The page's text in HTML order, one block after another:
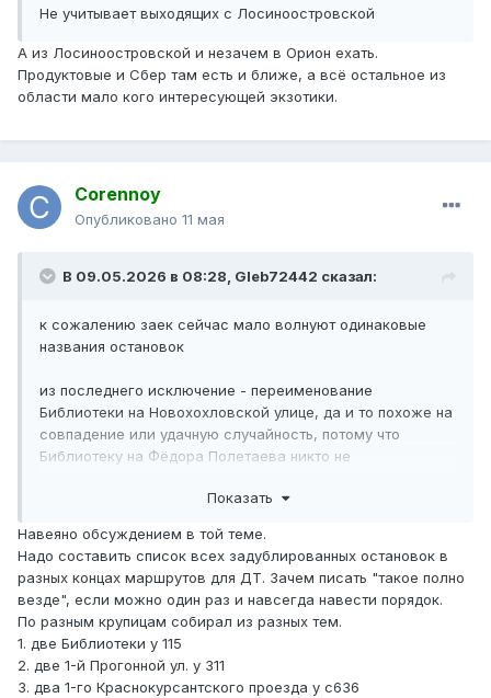
Не учитывает выходящих с Лосиноостровской
А из Лосиноостровской и незачем в Орион ехать.
Продуктовые и Сбер там есть и ближе, а всё остальное из
области мало кого интересующей экзотики.
Corennoy
Опубликовано 11 мая
В 09.05.2026 в 08:28, Gleb72442 сказал:
к сожалению заек сейчас мало волнуют одинаковые
названия остановок
из последнего исключение - переименование
Библиотеки на Новохохловской улице, да и то похоже на
совпадение или удачную случайность, потому что
Библиотеку на Фёдора Полетаева никто не
Прогонная» или с823 как маршрут собравший в себе
несколько остановок с названиями Поликлиника и
Детская Поликлиника
Показать
Навеяно обсуждением в той теме.
Надо составить список всех задублированных остановок в
разных концах маршрутов для ДТ. Зачем писать "такое полно
везде", если можно один раз и навсегда навести порядок.
По разным крупицам собирал из разных тем.
1. две Библиотеки у 115
2. две 1-й Прогонной ул. у 311
3. два 1-го Краснокурсантского проезда у с636